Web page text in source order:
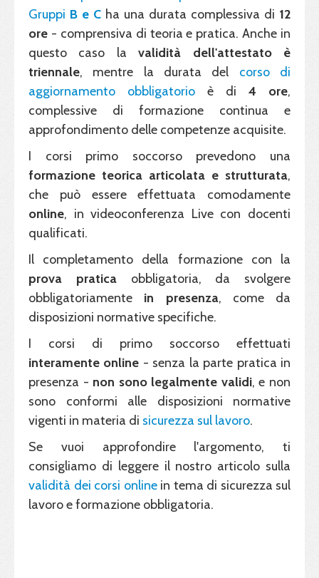
Gruppi B e C ha una durata complessiva di 12
ore - comprensiva di teoria e pratica. Anche in
questo caso lavalidità dell'attestato è
triennale, mentre la durata del corso di
aggiornamento obbligatorio è di 4 ore,
complessive di formazione continua e
approfondimento delle competenze acquisite.
I corsi primo soccorso prevedono una
formazione teorica articolata e strutturata,
che può essere effettuata comodamente
online, in videoconferenza Live con docenti
qualificati.
Il completamento della formazione con la
prova praticaobbligatoria, da svolgere
obbligatoriamente in presenza, come da
disposizioni normative specifiche.
I corsi di primo soccorso effettuati
interamente online - senza la parte pratica in
presenza - non sono legalmente validi, e non
sono conformi alle disposizioni normative
vigenti in materia di sicurezza sul lavoro.
Se vuoi approfondire l'argomento, ti
consigliamo di leggere il nostro articolo sulla
validità dei corsi onlinein tema di sicurezza sul
lavoro e formazione obbligatoria.